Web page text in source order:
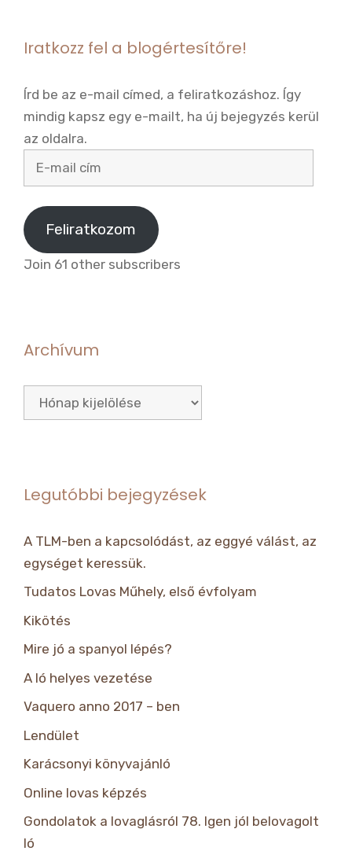
Iratkozz fel a blogértesítőre!
Írd be az e-mail címed, a feliratkozáshoz. Így
mindig kapsz egy e-mailt, ha új bejegyzés kerül
az oldalra.
cím
Feliratkozom
Join 61 other subscribers
Archívum
Archívum
Legutóbbi bejegyzések
A TLM-ben a kapcsolódást, az eggyé válást, az
egységet keressük.
Tudatos Lovas Műhely, első évfolyam
Kikötés
Mire jó a spanyol lépés?
A ló helyes vezetése
Vaquero anno 2017 – ben
Lendület
Karácsonyi könyvajánló
Online lovas képzés
Gondolatok a lovaglásról 78. Igen jól belovagolt
ló